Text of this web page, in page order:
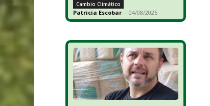
Cambio Climático
Patricia Escobar - 04/08/2026